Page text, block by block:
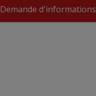
Demande d'informations